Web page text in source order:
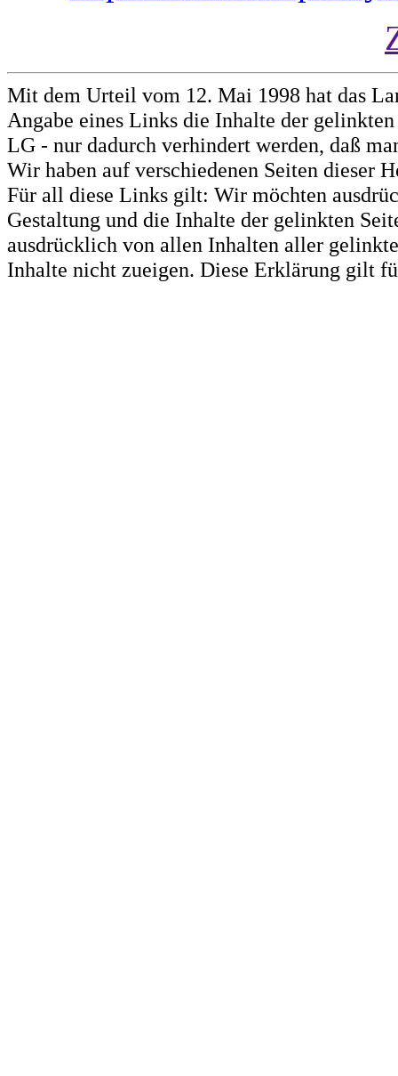
Mit dem Urteil vom 12. Mai 1998 hat das
Angabe eines Links die Inhalte der
LG - nur dadurch verhindert werden, daß
Wir haben auf verschiedenen Seiten dieser
Für all diese Links gilt: Wir möchten
Gestaltung und die Inhalte der gelinkten
ausdrücklich von allen Inhalten aller
Inhalte nicht zueigen. Diese Erklärung gilt